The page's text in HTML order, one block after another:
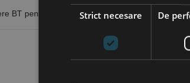
BT pentru scule cu coada cilindrica, con BT30,
Strict necesare De